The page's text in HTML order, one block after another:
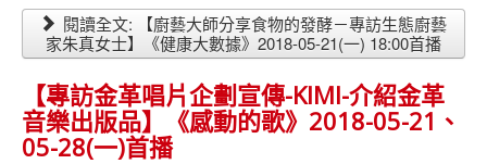
閱讀全文: 【廚藝大師分享食物的發酵－專訪生態廚藝
家朱真女士】《健康大數據》2018-05-21(一) 18:00首播
【專訪金革唱片企劃宣傳-KIMI-介紹金革
音樂出版品】《感動的歌》2018-05-21、
05-28(一)首播